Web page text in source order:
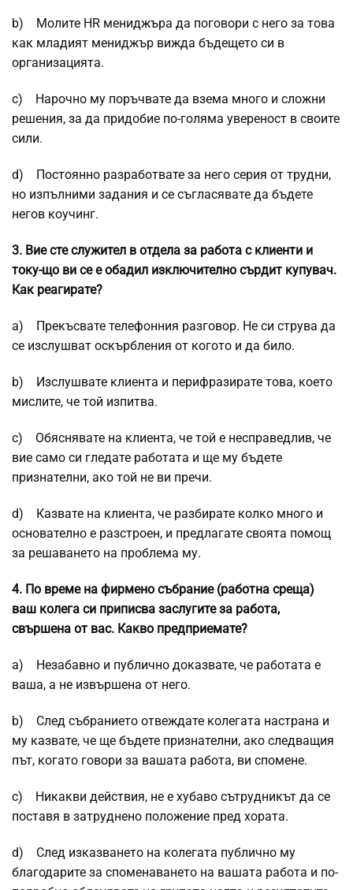
b) Молите HR мениджъра да поговори с него за това
как младият мениджър вижда бъдещето си в
организацията.
c) Нарочно му поръчвате да взема много и сложни
решения, за да придобие по-голяма увереност в своите
сили.
d) Постоянно разработвате за него серия от трудни,
но изпълними задания и се съгласявате да бъдете
негов коучинг.
3. Вие сте служител в отдела за работа с клиенти и
току-що ви се е обадил изключително сърдит купувач.
Как реагирате?
a) Прекъсвате телефонния разговор. Не си струва да
се изслушват оскърбления от когото и да било.
b) Изслушвате клиента и перифразирате това, което
мислите, че той изпитва.
c) Обяснявате на клиента, че той е несправедлив, че
вие само си гледате работата и ще му бъдете
признателни, ако той не ви пречи.
d) Казвате на клиента, че разбирате колко много и
основателно е разстроен, и предлагате своята помощ
за решаването на проблема му.
4. По време на фирмено събрание (работна среща)
ваш колега си приписва заслугите за работа,
свършена от вас. Какво предприемате?
a) Незабавно и публично доказвате, че работата е
ваша, а не извършена от него.
b) След събранието отвеждате колегата настрана и
му казвате, че ще бъдете признателни, ако следващия
път, когато говори за вашата работа, ви спомене.
c) Никакви действия, не е хубаво сътрудникът да се
поставя в затруднено положение пред хората.
d) След изказването на колегата публично му
благодарите за споменаването на вашата работа и по-